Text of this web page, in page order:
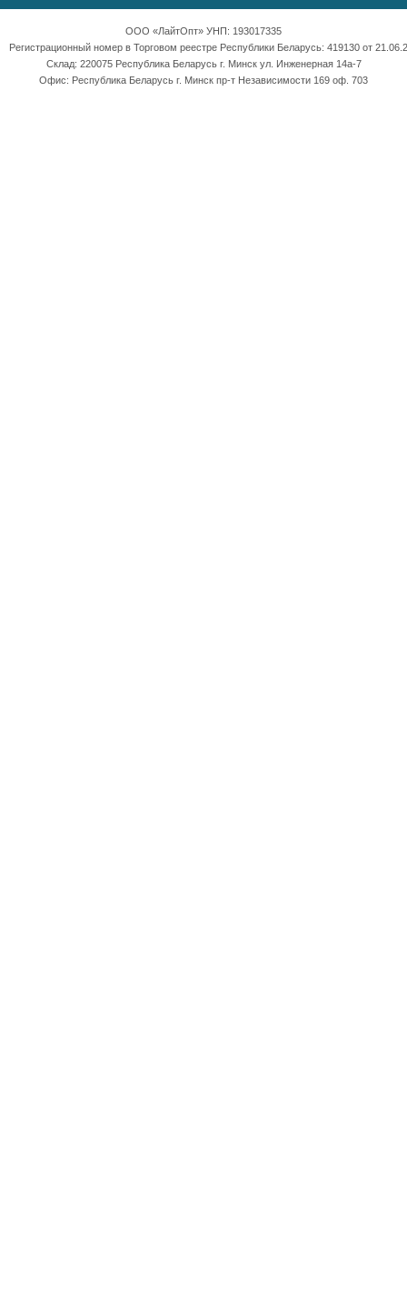
ООО «ЛайтОпт» УНП: 193017335
Регистрационный номер в Торговом реестре Республики Беларусь: 419130 от
Склад: 220075 Республика Беларусь г. Минск ул. Инженерная 14а-7
Офис: Республика Беларусь г. Минск пр-т Независимости 169 оф. 703